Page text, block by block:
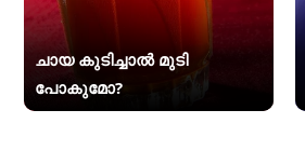
ചായ കുടിച്ചാൽ മുടി
പോകുമോ?